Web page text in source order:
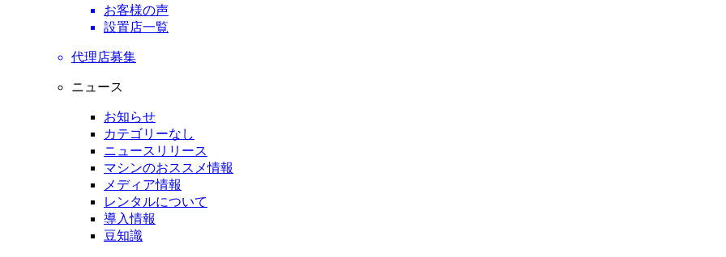
お客様の声
設置店一覧
代理店募集
ニュース
お知らせ
カテゴリーなし
ニュースリリース
マシンのおススメ情報
メディア情報
レンタルについて
導入情報
豆知識